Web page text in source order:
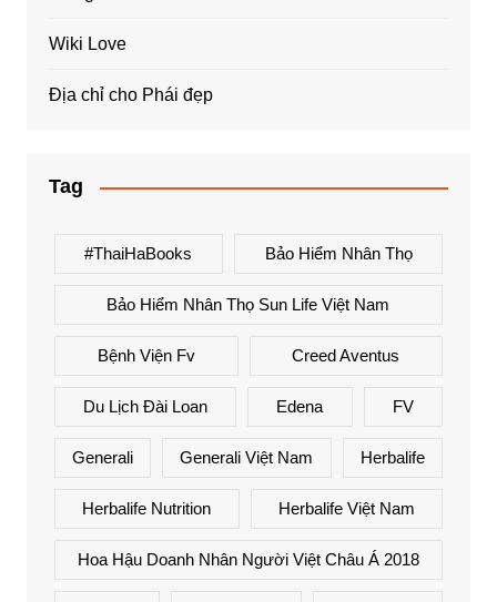
Wiki Love
Địa chỉ cho Phái đẹp
Tag
#ThaiHaBooks Bảo Hiểm Nhân Thọ
Bảo Hiểm Nhân Thọ Sun Life Việt Nam
Bệnh Viện Fv Creed Aventus
Du Lịch Đài Loan Edena FV
Generali Generali Việt Nam Herbalife
Herbalife Nutrition Herbalife Việt Nam
Hoa Hậu Doanh Nhân Người Việt Châu Á 2018